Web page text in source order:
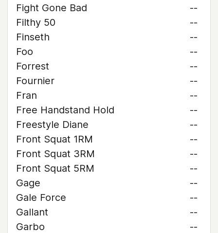
Fight Gone Bad
--
Filthy 50
--
Finseth
--
Foo
--
Forrest
--
Fournier
--
Fran
--
Free Handstand Hold
--
Freestyle Diane
--
Front Squat 1RM
--
Front Squat 3RM
--
Front Squat 5RM
--
Gage
--
Gale Force
--
Gallant
--
Garbo
--